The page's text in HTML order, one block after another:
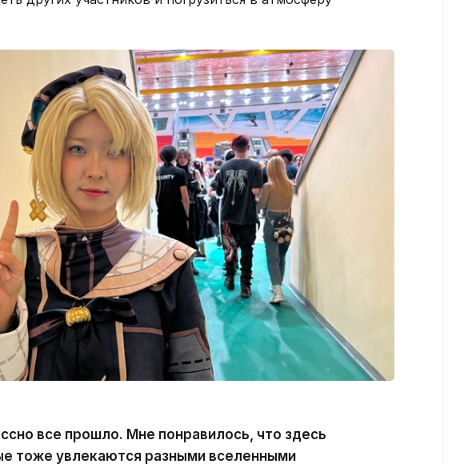
все прошло. Мне понравилось, что здесь
тоже увлекаются разными вселенными